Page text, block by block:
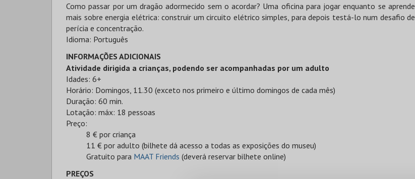
Como passar por um dragão adormecido sem o acordar? Uma oficina para jogar enquanto se aprende
mais sobre energia elétrica: construir um circuito elétrico simples, para depois testá-lo num desafio de
perícia e concentração.
Idioma: Português
INFORMAÇÕES ADICIONAIS
Atividade dirigida a crianças, podendo ser acompanhadas por um adulto
Idades: 6+
Horário: Domingos, 11.30 (exceto nos primeiro e último domingos de cada mês)
Duração: 60 min.
Lotação: máx: 18 pessoas
Preço:
8 € por criança
11 € por adulto (bilhete dá acesso a todas as exposições do museu)
Gratuito para MAAT Friends (deverá reservar bilhete online)
PREÇOS